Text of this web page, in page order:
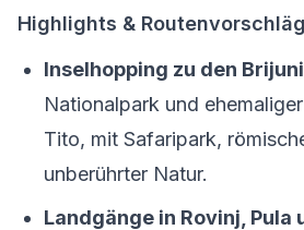
Highlights &
Inselhopping zu den
Nationalpark und
Tito, mit Safaripark,
unberührter Natur.
Landgänge in Rovinj, Pula